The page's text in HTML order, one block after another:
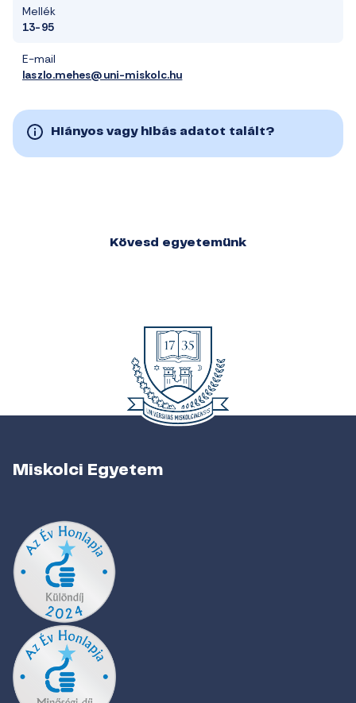
Mellék
13-95
E-mail
laszlo.mehes@uni-miskolc.hu
Hiányos vagy hibás adatot talált?
Kövesd egyetemünk
Miskolci Egyetem